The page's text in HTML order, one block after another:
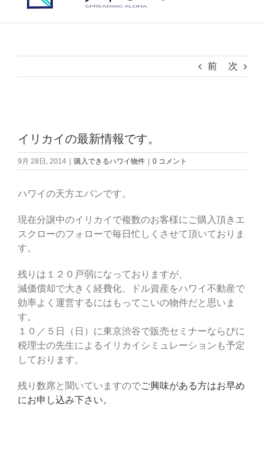
前 次
Larger
Image
イリカイの最新情報です。
9月 28日, 2014 購入できるハワイ物件 0 コメント
ハワイの天方エバンです。
現在分譲中のイリカイで複数のお客様にご購入頂きエ
スクローのフォローで毎日忙しくさせて頂いておりま
す。
残りは１２０戸弱になっておりますが、
減価償却で大きく経費化、ドル資産をハワイ不動産で
効率よく運営するにはもってこいの物件だと思いま
す。
１０／５日（日）に東京渋谷で販売セミナーならびに
税理士の先生によるイリカイシミュレーションも予定
しております。
残り数席と聞いていますのでご興味がある方はお早め
にお申し込み下さい。